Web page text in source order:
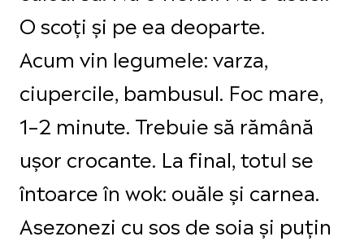
O scoți și pe ea deoparte.
Acum vin legumele: varza,
ciupercile, bambusul. Foc mare,
1–2 minute. Trebuie să rămână
ușor crocante. La final, totul se
întoarce în wok: ouăle și carnea.
Asezonezi cu sos de soia și puțin